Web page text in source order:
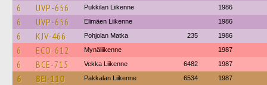
6 UVP-656 Pukkilan Liikenne 1986
6 UVP-656 Elimäen Liikenne 1986
6 KJV-466 Pohjolan Matka 235 1986
6 ECO-612 Mynäliikenne 1987
6 BCE-715 Vekka Liikenne 6482 1987
6 BEI-110 Pakkalan Liikenne 6534 1987